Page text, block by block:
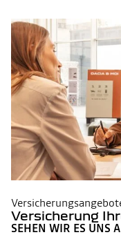
Versicherung
SEHEN WIR ES UNS